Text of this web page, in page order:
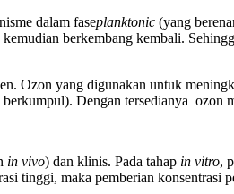
dalam faseplanktonic (yang
berkembang kembali.
Ozon yang digunakan untuk
Dengan tersedianya ozon
in vivo) dan klinis. Pada tahap in vitro,
tinggi, maka pemberian konsentrasi